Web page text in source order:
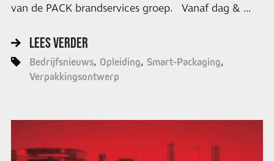
van de PACK brandservices groep. Vanaf dag & …
LEES VERDER
Bedrijfsnieuws Opleiding Smart-Packaging
Verpakkingsontwerp